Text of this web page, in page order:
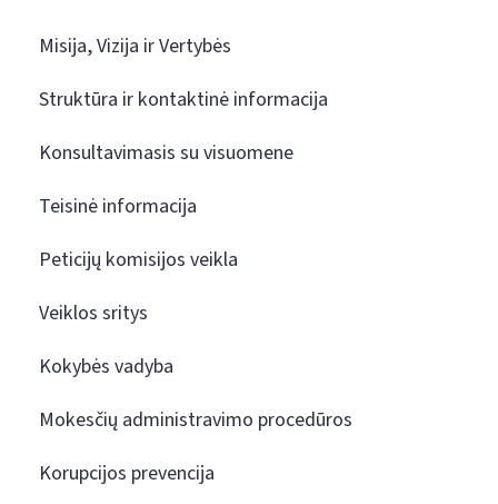
Misija, Vizija ir Vertybės
Struktūra ir kontaktinė informacija
Konsultavimasis su visuomene
Teisinė informacija
Peticijų komisijos veikla
Veiklos sritys
Kokybės vadyba
Mokesčių administravimo procedūros
Korupcijos prevencija